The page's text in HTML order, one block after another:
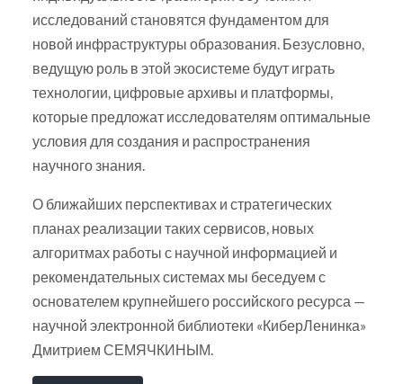
исследований становятся фундаментом для
новой инфраструктуры образования. Безусловно,
ведущую роль в этой экосистеме будут играть
технологии, цифровые архивы и платформы,
которые предложат исследователям оптимальные
условия для создания и распространения
научного знания.
О ближайших перспективах и стратегических
планах реализации таких сервисов, новых
алгоритмах работы с научной информацией и
рекомендательных системах мы беседуем с
основателем крупнейшего российского ресурса —
научной электронной библиотеки «КиберЛенинка»
Дмитрием СЕМЯЧКИНЫМ.